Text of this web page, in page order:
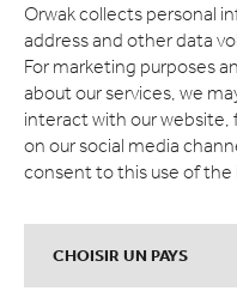
Orwak collects personal
address and other data
For marketing purposes
about our services, we
interact with our website,
on our social media
consent to this use of
CHOISIR UN PAYS